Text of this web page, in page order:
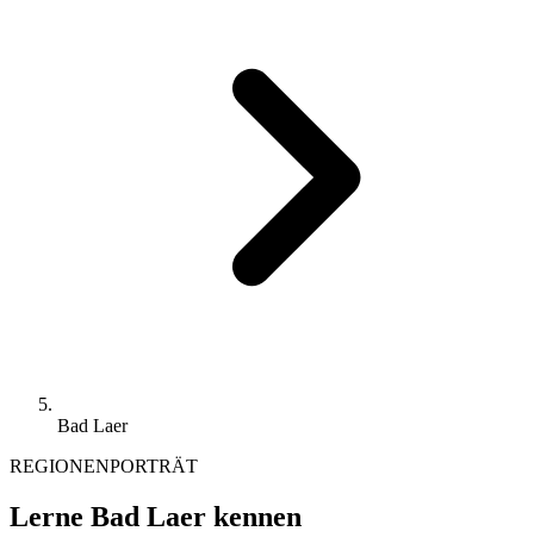
Bad Laer
REGIONENPORTRÄT
Lerne Bad Laer kennen